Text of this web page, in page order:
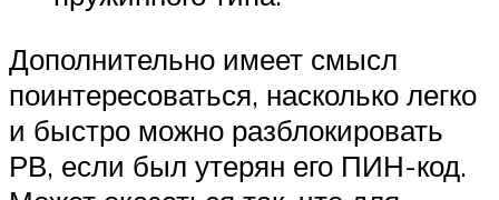
Дополнительно имеет смысл
поинтересоваться, насколько легко
и быстро можно разблокировать
РВ, если был утерян его ПИН-код.